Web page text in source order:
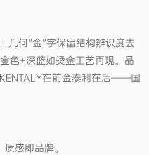
几何"金"字保留结构辨识度去
色+深蓝如烫金工艺再现。品
在前金泰利在后——国
感即品牌。